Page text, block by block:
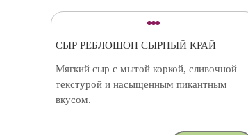
СЫР РЕБЛОШОН СЫРНЫЙ КРАЙ
Мягкий сыр с мытой коркой, сливочной
текстурой и насыщенным пикантным
вкусом.